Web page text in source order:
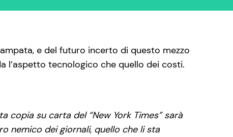
e del futuro incerto di questo mezzo
l’aspetto tecnologico che quello dei costi.
copia su carta del “New York Times” sarà
nemico dei giornali, quello che li sta